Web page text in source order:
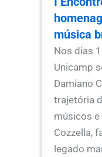
música
Nos dias
Unicamp
Damiano
trajetória
músicos
Cozzella,
legado